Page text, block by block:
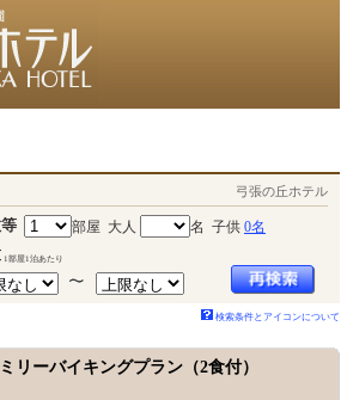
弓張の丘ホテル
部屋 大人 名 子供 0名
1部屋1泊あたり
検索条件とアイコンについて
リーバイキングプラン（2食付）